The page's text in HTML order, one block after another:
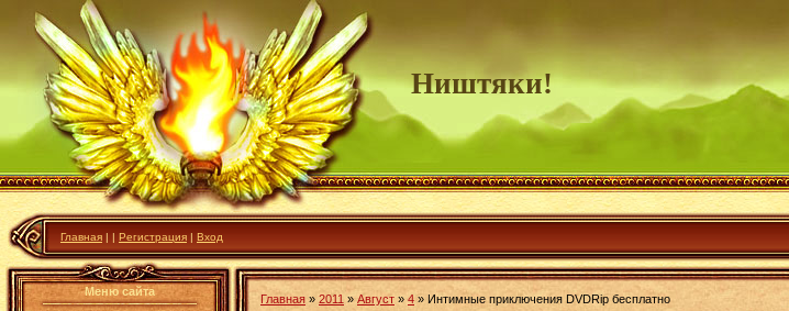
Ништяки!
Главная | | Регистрация | Вход
Меню сайта
Главная » 2011 » Август » 4 » Интимные приключения DVDRip бесплатно